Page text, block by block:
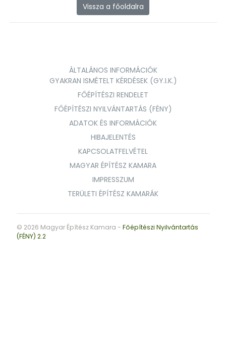
Vissza a főoldalra
ÁLTALÁNOS INFORMÁCIÓK
GYAKRAN ISMÉTELT KÉRDÉSEK (GY.I.K.)
FŐÉPÍTÉSZI RENDELET
FŐÉPÍTÉSZI NYILVÁNTARTÁS (FÉNY)
ADATOK ÉS INFORMÁCIÓK
HIBAJELENTÉS
KAPCSOLATFELVÉTEL
MAGYAR ÉPÍTÉSZ KAMARA
IMPRESSZUM
TERÜLETI ÉPÍTÉSZ KAMARÁK
© 2026 Magyar Építész Kamara - Főépítészi Nyilvántartás
(FÉNY) 2.2